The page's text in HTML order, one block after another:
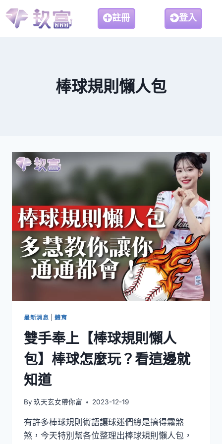
註冊 登入
棒球規則懶人包
最新消息 |體育
雙手奉上【棒球規則懶人
包】棒球怎麼玩？看這邊就
知道
By 玖天玄女帶你富 2023-12-19
有許多棒球規則術語讓球迷們總是搞得霧煞
煞，今天特別幫各位整理出棒球規則懶人包，